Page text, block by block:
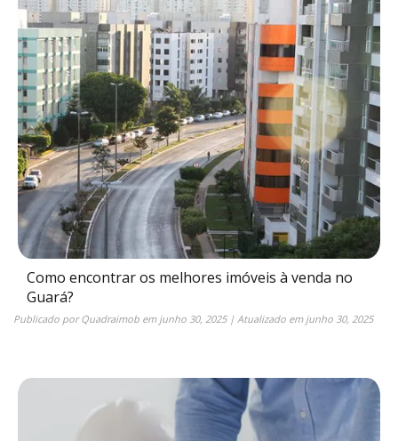
Como encontrar os melhores imóveis à venda no
Guará?
Publicado porQuadraimob em junho 30, 2025| Atualizado em junho 30, 2025